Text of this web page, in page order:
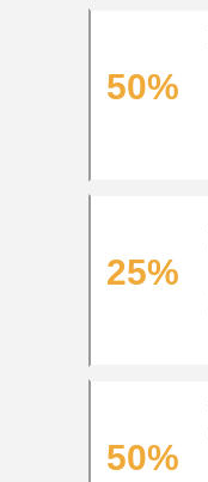
50%
25%
50%